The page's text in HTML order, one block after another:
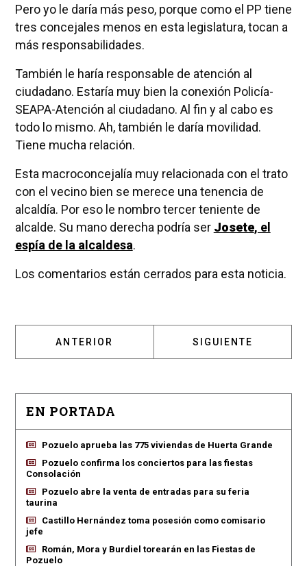
Pero yo le daría más peso, porque como el PP tiene
tres concejales menos en esta legislatura, tocan a
más responsabilidades.
También le haría responsable de atención al
ciudadano. Estaría muy bien la conexión Policía-
SEAPA-Atención al ciudadano. Al fin y al cabo es
todo lo mismo. Ah, también le daría movilidad.
Tiene mucha relación.
Esta macroconcejalía muy relacionada con el trato
con el vecino bien se merece una tenencia de
alcaldía. Por eso le nombro tercer teniente de
alcalde. Su mano derecha podría ser Josete, el
espía de la alcaldesa.
Los comentarios están cerrados para esta noticia.
ARTÍCULO ANTERIOR: NOMINO A
ANTERIOR ARTÍCULO
SIGUIENTE
EN PORTADA
Pozuelo aprueba las 775 viviendas de Huerta Grande
Pozuelo confirma los conciertos para las fiestas
Consolación
Pozuelo abre la venta de entradas para su feria
taurina
Castillo Hernández toma posesión como comisario
jefe
Román, Mora y Burdiel torearán en las Fiestas de
Pozuelo